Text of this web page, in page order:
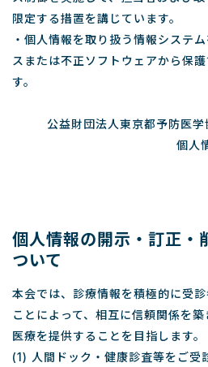
限定する措置を講じています。
・個人情報を取り扱う情報システ
スまたは不正ソフトウェアから保
す。
公益財団法人東京都予防医
個人
個人情報の開示・訂正・
ついて
本会では、診療情報を積極的に受
ことによって、相互に信頼関係を
医療を提供することを目指します。
(1) 人間ドック・健康診査等をご受